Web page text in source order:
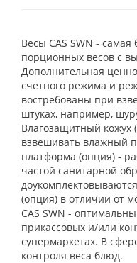
Весы CAS SWN -
порционных весов с
Дополнительная
счетного режима и
востребованы при
штуках, например,
Влагозащитный кожух
взвешивать влажный
платформа (опция) -
частой санитарной
(опция) в отличии от
CAS SWN -
прикассовых и/или
супермаркетах. В
контроля веса блюд.